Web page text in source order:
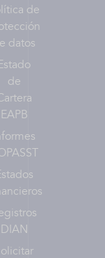
de
datos
de
EAPB
DIAN